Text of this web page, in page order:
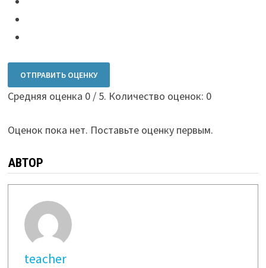
ОТПРАВИТЬ ОЦЕНКУ
Средняя оценка 0/ 5. Количество оценок: 0
Оценок пока нет. Поставьте оценку первым.
АВТОР
teacher